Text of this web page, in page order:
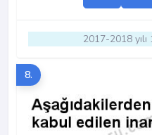
2017-2018
8.